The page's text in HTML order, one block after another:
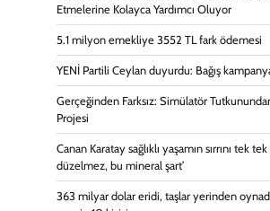
Etmelerine Kolayca Yardımcı Oluyor
5.1 milyon emekliye 3552 TL fark ödemesi
YENİ Partili Ceylan duyurdu: Bağış
Gerçeğinden Farksız: Simülatör
Projesi
Canan Karatay sağlıklı yaşamın sırrını tek
düzelmez, bu mineral şart’
363 milyar dolar eridi, taşlar yerinden